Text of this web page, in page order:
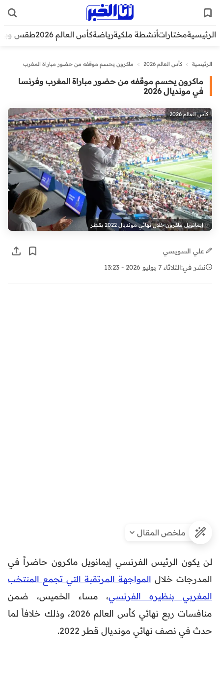
الرئيسيةمختاراتأنشطة ملكيةرياضةكأس العالم 2026 طقس
الرئيسية > كأس العالم 2026 >
ماكرون يحسم موقفه من حضور مباراة المغرب
ماكرون يحسم موقفه من حضور مباراة المغرب وفرنسا
في مونديال 2026
كأس العالم 2026
إيمانويل ماكرون خلال نهائي مونديال 2022 بقطر
علي السويسي
نشر في:الثلاثاء 7 يوليو 2026 - 13:23
ملخص المقال
لن يكون الرئيس الفرنسي إيمانويل ماكرون حاضراً في
المدرجات خلال المواجهة المرتقبة التي تجمع المنتخب
المغربي بنظيره الفرنسي، مساء الخميس، ضمن
منافسات ربع نهائي كأس العالم 2026، وذلك خلافاً لما
حدث في نصف نهائي مونديال قطر 2022.